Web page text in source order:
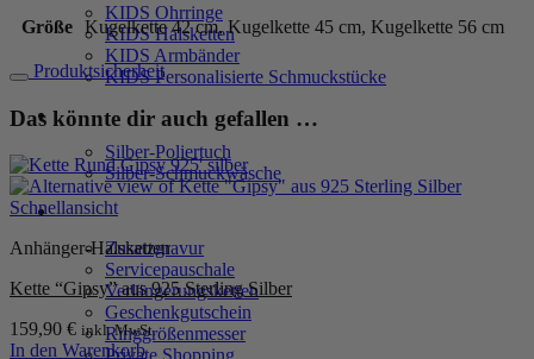
KIDS Ohrringe
KIDS Halsketten
KIDS Armbänder
KIDS Personalisierte Schmuckstücke
PRODUKTPFLEGE
Silber-Poliertuch
Silber-Schmuckwäsche
SERVICE
Zusatzgravur
Servicepauschale
Verlängerungsketten
Geschenkgutschein
Ringgrößenmesser
Private Shopping
Menge
Größe Kugelkette 42 cm, Kugelkette 45 cm, Kugelkette 56 cm
Produktsicherheit
Das könnte dir auch gefallen …
Schnellansicht
Anhänger-Halsketten
Kette “Gipsy” aus 925 Sterling Silber
159,90 € inkl. MwSt.
In den Warenkorb